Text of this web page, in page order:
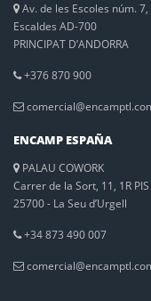
Av. de les Escoles núm.
Escaldes AD-700
PRINCIPAT D’ANDORRA
+376 870 900
ENCAMP ESPAÑA
PALAU COWORK
Carrer de la Sort, 11, 1R PIS
25700 - La Seu d’Urgell
+34 873 490 007